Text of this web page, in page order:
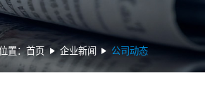
置：首页 企业新闻 公司动态